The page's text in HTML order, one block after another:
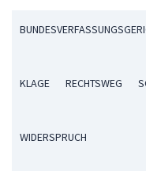
KLAGE RECHTSWEG
WIDERSPRUCH